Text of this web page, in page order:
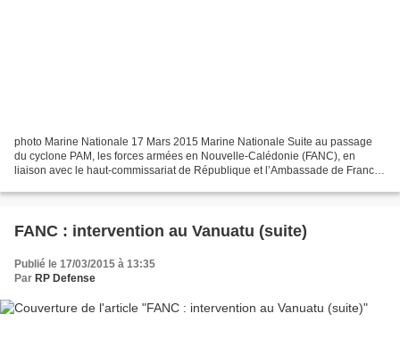
photo Marine Nationale 17 Mars 2015 Marine Nationale Suite au passage
du cyclone PAM, les forces armées en Nouvelle-Calédonie (FANC), en
liaison avec le haut-commissariat de République et l’Ambassade de France
FANC : intervention au Vanuatu (suite)
Publié le 17/03/2015 à 13:35
Par RP Defense